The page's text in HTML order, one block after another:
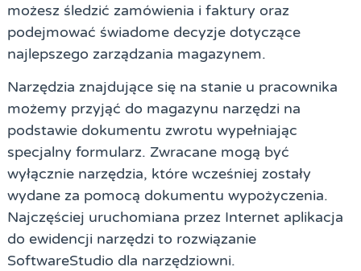
możesz śledzić zamówienia i faktury oraz
podejmować świadome decyzje dotyczące
najlepszego zarządzania magazynem.
Narzędzia znajdujące się na stanie u pracownika
możemy przyjąć do magazynu narzędzi na
podstawie dokumentu zwrotu wypełniając
specjalny formularz. Zwracane mogą być
wyłącznie narzędzia, które wcześniej zostały
wydane za pomocą dokumentu wypożyczenia.
Najczęściej uruchomiana przez Internet aplikacja
do ewidencji narzędzi to rozwiązanie
SoftwareStudio dla narzędziowni.